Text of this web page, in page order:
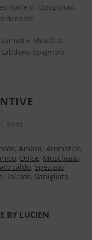
di Opoponax,
Muschio
Spagnolo
30ml
,Ambra,Aromatico,
, Dolce, Muschiato,
caldo, Speziato
,Talcato,Vanigliato
BY LUCIEN